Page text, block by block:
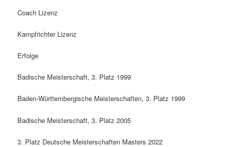
Coach Lizenz
Kampfrichter Lizenz
Erfolge
Badische Meisterschaft, 3. Platz 1999
Baden-Württembergische Meisterschaften, 3. Platz 1999
Badische Meisterschaft, 3. Platz 2005
3. Platz Deutsche Meisterschaften Masters 2022